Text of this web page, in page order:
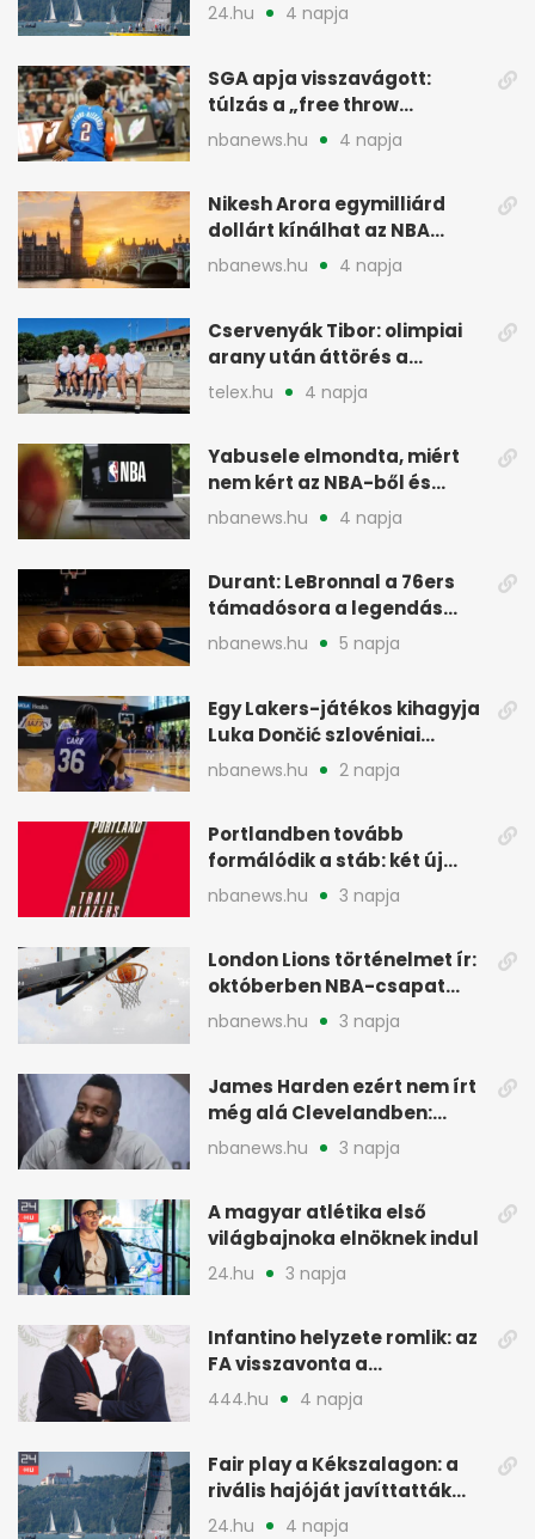
24.hu 4 napja
SGA apja visszavágott:
túlzás a „free throw
merchant” címke?
nbanews.hu 4 napja
Nikesh Arora egymilliárd
dollárt kínálhat az NBA
Europe londoni csapatáért
nbanews.hu 4 napja
Cservenyák Tibor: olimpiai
arany után áttörés a
rákkutatásban
telex.hu 4 napja
Yabusele elmondta, miért
nem kért az NBA-ből és
miért jött Európába
nbanews.hu 4 napja
Durant: LeBronnal a 76ers
támadósora a legendás
Warriorsra emlékeztet
nbanews.hu 5 napja
Egy Lakers-játékos kihagyja
Luka Dončić szlovéniai
minicampjét
nbanews.hu 2 napja
Portlandben tovább
formálódik a stáb: két új
szakember a Blazersnél
nbanews.hu 3 napja
London Lions történelmet ír:
októberben NBA-csapat
ellen lép pályára
nbanews.hu 3 napja
James Harden ezért nem írt
még alá Clevelandben:
pénzügyi okok
nbanews.hu 3 napja
A magyar atlétika első
világbajnoka elnöknek indul
24.hu 3 napja
Infantino helyzete romlik: az
FA visszavonta a
támogatását, jöhet a
444.hu 4 napja
Fair play a Kékszalagon: a
rivális hajóját javíttatták
meg
24.hu 4 napja